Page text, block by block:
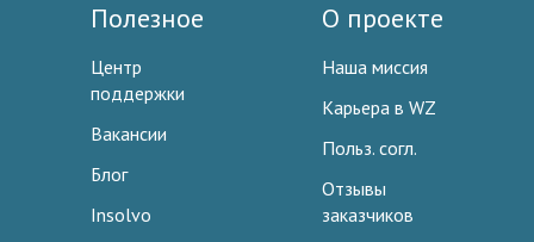
Полезное
Центр
поддержки
Вакансии
Блог
Insolvo
О проекте
Наша миссия
Карьера в WZ
Польз. согл.
Отзывы
заказчиков